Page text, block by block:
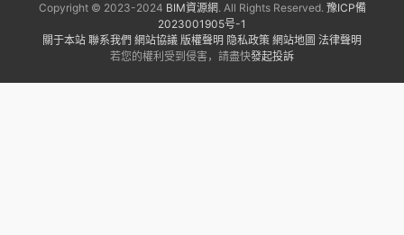
Copyright © 2023-2024 BIM資源網. All Rights Reserved. 豫ICP備
2023001905号-1
關于本站 聯系我們 網站協議 版權聲明 隐私政策 網站地圖 法律聲明
若您的權利受到侵害，請盡快發起投訴